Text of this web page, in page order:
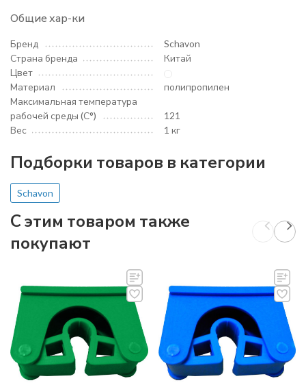
Общие хар-ки
Бренд
Schavon
Страна бренда
Китай
Цвет
Материал
полипропилен
Максимальная температура
рабочей среды (С°)
121
Вес
1 кг
Подборки товаров в категории
Schavon
C этим товаром также
покупают